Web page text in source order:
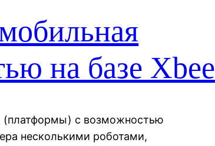
на базе Xbee
(платформы) с возможностью
несколькими роботами,